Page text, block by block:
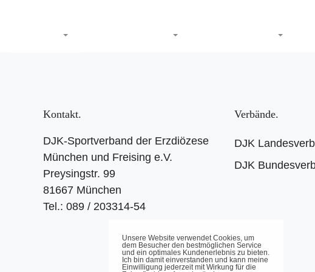
Kontakt
DJK-Sportverband der Erzdiözese
München und Freising e.V.
Preysingstr. 99
81667 München
Tel.: 089 / 203314-54
Verbände
DJK
DJK